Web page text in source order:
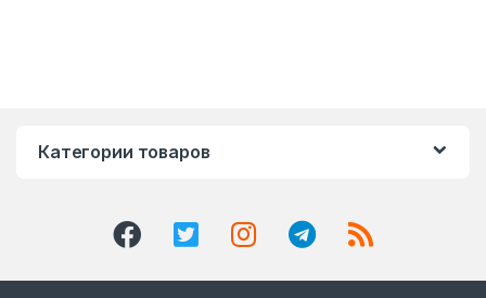
Категории товаров